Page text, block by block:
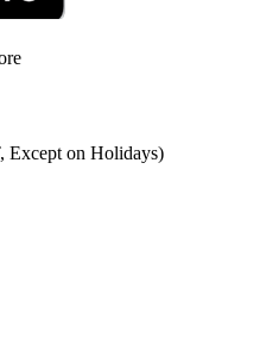
Except on Holidays)